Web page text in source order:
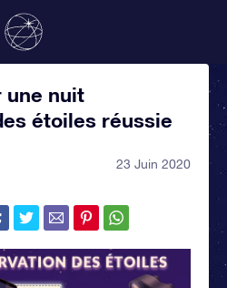
une nuit
étoiles réussie
23 Juin 2020